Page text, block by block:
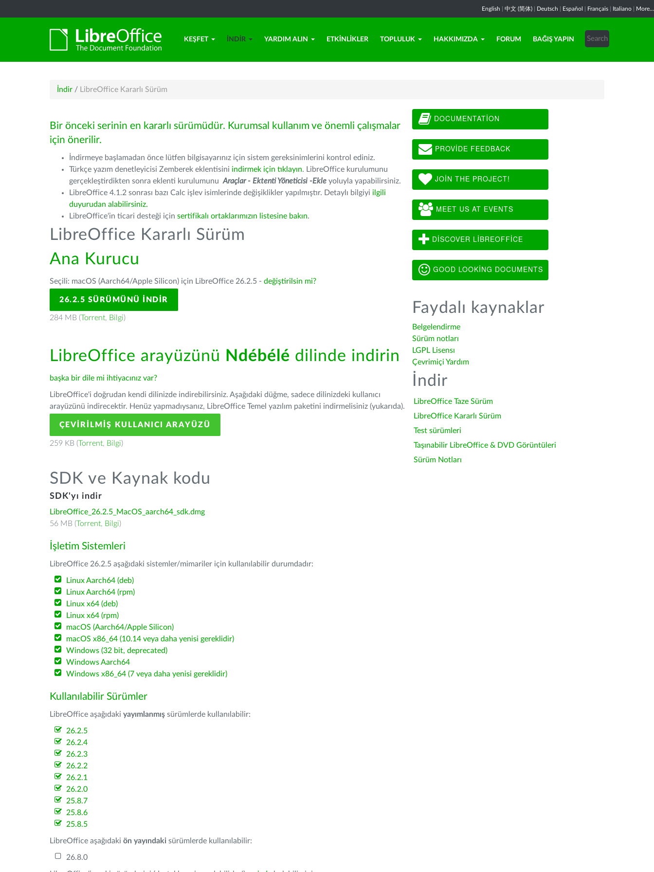
English 中文 (简体) Deutsch Español Français Italiano More...
KEŞFET İNDIR YARDIM ALIN ETKINLIKLER TOPLULUK HAKKIMIZDA FORUM BAĞIŞ YAPIN
İndir / LibreOffice Kararlı Sürüm
Bir önceki serinin en kararlı sürümüdür. Kurumsal kullanım ve önemli çalışmalar
için önerilir.
İndirmeye başlamadan önce lütfen bilgisayarınız için sistem gereksinimlerini kontrol ediniz.
Türkçe yazım denetleyicisi Zemberek eklentisini indirmek için tıklayın. LibreOffice kurulumunu
gerçekleştirdikten sonra eklenti kurulumunu Araçlar - Ektenti Yöneticisi -Ekle yoluyla yapabilirsiniz.
LibreOffice 4.1.2 sonrası bazı Calc işlev isimlerinde değişiklikler yapılmıştır. Detaylı bilgiyi ilgili
duyurudan alabilirsiniz.
LibreOffice'in ticari desteği için sertifikalı ortaklarımızın listesine bakın.
LibreOffice Kararlı Sürüm
Ana Kurucu
Seçili: macOS (Aarch64/Apple Silicon) için LibreOffice 26.2.5 - değiştirilsin mi?
26.2.5 SÜRÜMÜNÜ İNDIR
284 MB (Torrent, Bilgi)
LibreOffice arayüzünü Ndébélé dilinde indirin
başka bir dile mi ihtiyacınız var?
LibreOffice'i doğrudan kendi dilinizde indirebilirsiniz. Aşağıdaki düğme, sadece dilinizdeki kullanıcı
arayüzünü indirecektir. Henüz yapmadıysanız, LibreOffice Temel yazılım paketini indirmelisiniz (yukarıda).
ÇEVIRILMIŞ KULLANICI ARAYÜZÜ
259 KB (Torrent, Bilgi)
SDK ve Kaynak kodu
SDK'yı indir
LibreOffice_26.2.5_MacOS_aarch64_sdk.dmg
56 MB (Torrent, Bilgi)
İşletim Sistemleri
LibreOffice 26.2.5 aşağıdaki sistemler/mimariler için kullanılabilir durumdadır:
Linux Aarch64 (deb)
Linux Aarch64 (rpm)
Linux x64 (deb)
Linux x64 (rpm)
macOS (Aarch64/Apple Silicon)
macOS x86_64 (10.14 veya daha yenisi gereklidir)
Windows (32 bit, deprecated)
Windows Aarch64
Windows x86_64 (7 veya daha yenisi gereklidir)
Kullanılabilir Sürümler
LibreOffice aşağıdaki yayımlanmış sürümlerde kullanılabilir:
26.2.5
26.2.4
26.2.3
26.2.2
26.2.1
26.2.0
25.8.7
25.8.6
25.8.5
LibreOffice aşağıdaki ön yayındaki sürümlerde kullanılabilir:
26.8.0
DOCUMENTATION
PROVIDE FEEDBACK
JOIN THE PROJECT!
MEET US AT EVENTS
DISCOVER LIBREOFFICE
GOOD LOOKING DOCUMENTS
Faydalı kaynaklar
Belgelendirme
Sürüm notları
LGPL Lisensı
Çevrimiçi Yardım
İndir
LibreOffice Taze Sürüm
LibreOffice Kararlı Sürüm
Test sürümleri
Taşınabilir LibreOffice & DVD Görüntüleri
Sürüm Notları